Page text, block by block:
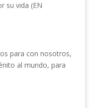
su vida (EN
para con nosotros,
al mundo, para